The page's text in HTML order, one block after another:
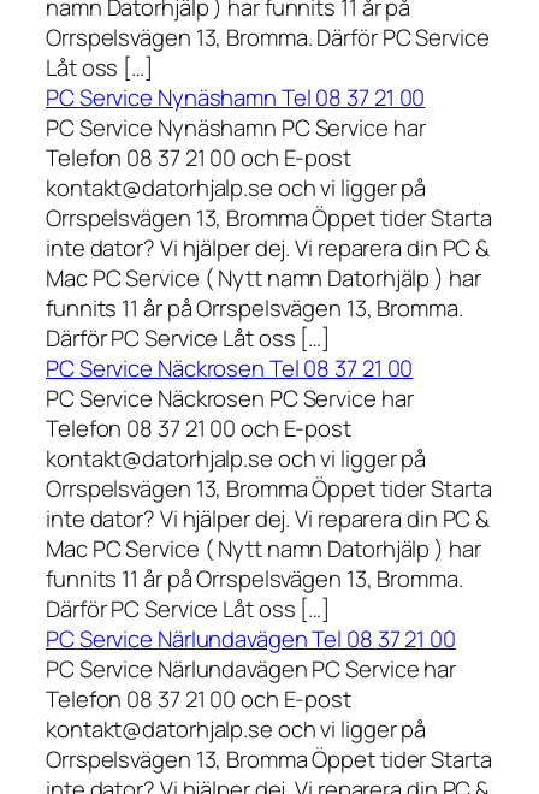
namn Datorhjälp ) har funnits 11 år på
Orrspelsvägen 13, Bromma. Därför PC Service
Låt oss […]
PC Service Nynäshamn Tel 08 37 21 00
PC Service Nynäshamn PC Service har
Telefon 08 37 21 00 och E-post
kontakt@datorhjalp.se och vi ligger på
Orrspelsvägen 13, Bromma Öppet tider Starta
inte dator? Vi hjälper dej. Vi reparera din PC &
Mac PC Service ( Nytt namn Datorhjälp ) har
funnits 11 år på Orrspelsvägen 13, Bromma.
Därför PC Service Låt oss […]
PC Service Näckrosen Tel 08 37 21 00
PC Service Näckrosen PC Service har
Telefon 08 37 21 00 och E-post
kontakt@datorhjalp.se och vi ligger på
Orrspelsvägen 13, Bromma Öppet tider Starta
inte dator? Vi hjälper dej. Vi reparera din PC &
Mac PC Service ( Nytt namn Datorhjälp ) har
funnits 11 år på Orrspelsvägen 13, Bromma.
Därför PC Service Låt oss […]
PC Service Närlundavägen Tel 08 37 21 00
PC Service Närlundavägen PC Service har
Telefon 08 37 21 00 och E-post
kontakt@datorhjalp.se och vi ligger på
Orrspelsvägen 13, Bromma Öppet tider Starta